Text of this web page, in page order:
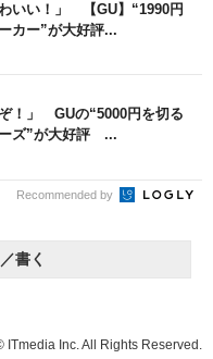
いい！」 【GU】“1990円
カー”が大好評...
ぞ！」 GUの“5000円を切る
ズ”が大好評 ...
Recommended by
書く
ITmedia Inc. All Rights Reserved.